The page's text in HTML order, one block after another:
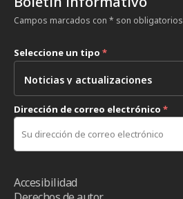
Campos marcados con * son obligatorios
Seleccione un tipo *
Dirección de correo electrónico *
Accesibilidad